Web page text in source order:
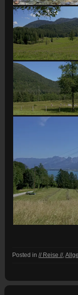
Posted in // Reise //,